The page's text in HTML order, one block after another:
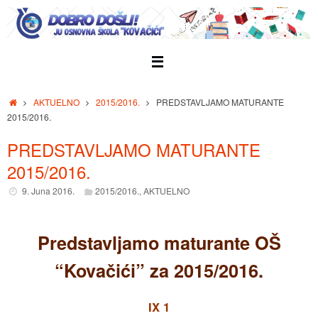
Skip
content
HomeAKTUELNO 2015/2016.
PREDSTAVLJAMO MATURANTE
2015/2016.
PREDSTAVLJAMO MATURANTE
2015/2016.
9. Juna 2016. 2015/2016.,AKTUELNO
Predstavljamo maturante OŠ
“Kovačići” za 2015/2016.
IX 1